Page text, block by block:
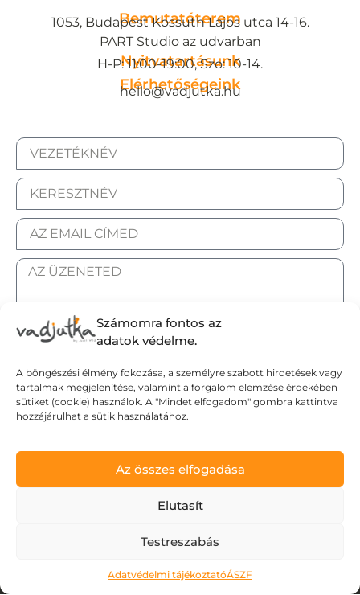
Számomra fontos az
adatok védelme.
A böngészési élmény fokozása, a személyre szabott hirdetések vagy
tartalmak megjelenítése, valamint a forgalom elemzése érdekében
sütiket (cookie) használok. A "Mindet elfogadom" gombra kattintva
hozzájárulhat a sütik használatához.
Az összes elfogadása
Elutasít
Testreszabás
Adatvédelmi tájékoztatóÁSZF
Bemutatóterem
1053, Budapest Kossuth Lajos utca 14-16.
PART Studio az udvarban
Nyitvatartásunk
H-P: 11:00-19:00, Szo: 10-14.
Elérhetőségeink
hello@vadjutka.hu
Elküldöm
Adatvédelmi tájékoztató
Általános Szerződési Feltételek
Szállítási Feltételek